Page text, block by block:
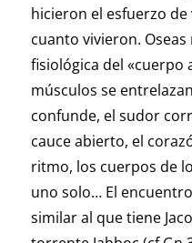
hicieron el esfuerzo
cuanto vivieron.
fisiológica del «cuerpo
músculos se
confunde, el sudor
cauce abierto, el
ritmo, los cuerpos de
uno solo… El
similar al que tiene